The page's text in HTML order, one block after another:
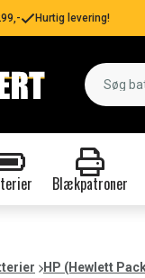
Hurtig levering!
Blækpatroner
HP (Hewlett